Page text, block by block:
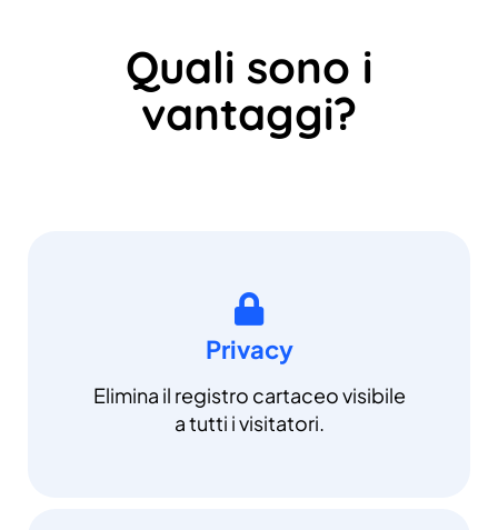
Quali sono i
vantaggi?
Privacy
Elimina il registro cartaceo visibile
a tutti i visitatori.